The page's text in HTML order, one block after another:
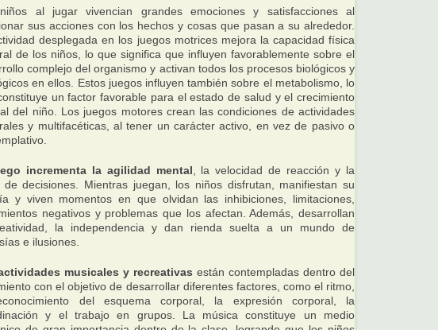
al jugar vivencian grandes emociones y satisfacciones al
sus acciones con los hechos y cosas que pasan a su alrededor.
desplegada en los juegos motrices mejora la capacidad física
de los niños, lo que significa que influyen favorablemente sobre el
complejo del organismo y activan todos los procesos biológicos y
en ellos. Estos juegos influyen también sobre el metabolismo, lo
un factor favorable para el estado de salud y el crecimiento
del niño. Los juegos motores crean las condiciones de actividades
y multifacéticas, al tener un carácter activo, en vez de pasivo o
incrementa la agilidad mental , la velocidad de reacción y la
de decisiones. Mientras juegan, los niños disfrutan, manifiestan su
y viven momentos en que olvidan las inhibiciones, limitaciones,
negativos y problemas que los afectan. Además, desarrollan
la independencia y dan rienda suelta a un mundo de
e ilusiones.
musicales y recreativas están contempladas dentro del
con el objetivo de desarrollar diferentes factores, como el ritmo,
del esquema corporal, la expresión corporal, la
y el trabajo en grupos. La música constituye un medio